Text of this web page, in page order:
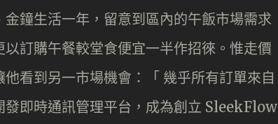
鐘生活一年，留意到區內的午飯市場需求
訂購午餐較堂食便宜一半作招徠。惟走價
看到另一市場機會：「 幾乎所有訂單來自
發即時通訊管理平台，成為創立 SleekFlow